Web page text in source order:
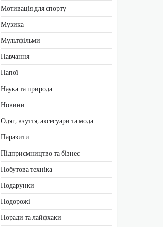
Мотивація для спорту
Музика
Мультфільми
Навчання
Напої
Наука та природа
Новини
Одяг, взуття, аксесуари та мода
Паразити
Підприємництво та бізнес
Побутова техніка
Подарунки
Подорожі
Поради та лайфхаки